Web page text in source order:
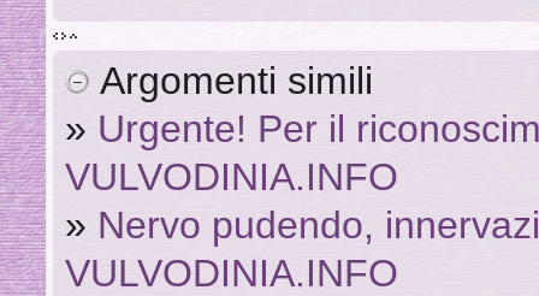
Argomenti simili
» Urgente! Per il
VULVODINIA.INFO
» Nervo pudendo,
VULVODINIA.INFO